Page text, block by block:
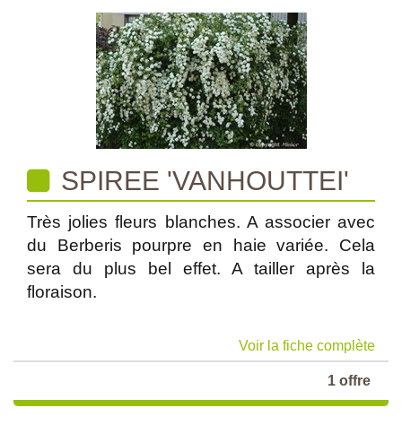
SPIREE 'VANHOUTTEI'
Très jolies fleurs blanches. A associer avec
du Berberis pourpre en haie variée. Cela
sera du plus bel effet. A tailler après la
floraison.
Voir la fiche complète
1 offre